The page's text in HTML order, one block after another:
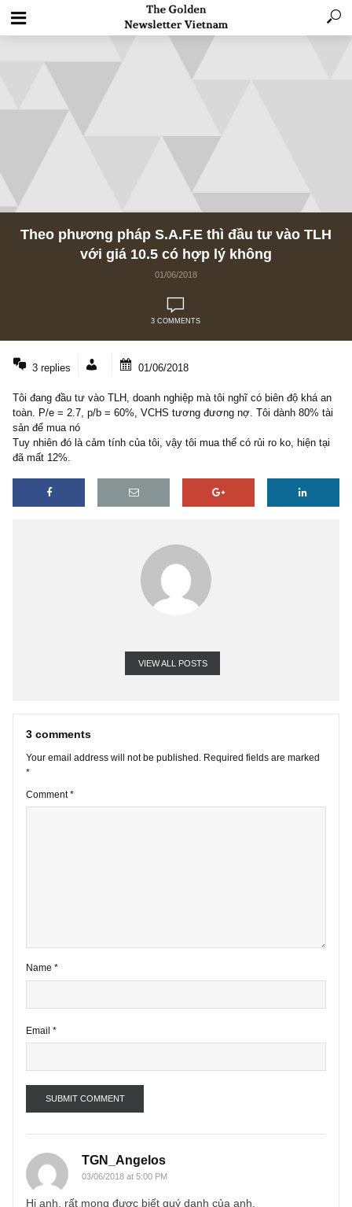
Theo phương pháp S.A.F.E thì đầu tư vào
với giá 10.5 có hợp lý không
3 replies 01/06/2018
Tôi đang đầu tư vào TLH, doanh nghiệp mà tôi nghĩ có biên độ
toàn. P/e = 2.7, p/b = 60%, VCHS tương đương nợ. Tôi dành
Tuy nhiên đó là cảm tính của tôi, vậy tôi mua thế có rủi ro ko,
đã mất 12%.